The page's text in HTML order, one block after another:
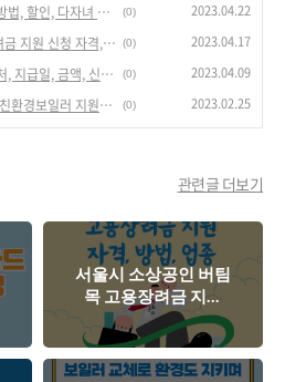
경기아이플러스카드 신청 대상, 방법, 할인, 다자녀 다둥이 카드 혜택 (0) 2023.04.22
서울시 소상공인 버팀목 고용장려금 지원 신청 자격, 방법, 대상업종 [인당 300만원] (0) 2023.04.17
2023년도 교육급여바우처 사용처, 지급일, 금액, 신청 누리집 (0) 2023.04.09
가정용 저녹스 보일러 지원 사업,친환경보일러 지원금 [일반가정 10만원, 저소득층 60만원] (0) 2023.02.25
관련글 더보기
서울시 소상공인 버팀
목 고용장려금 지원
신청 자격, 방법, 대상
업종 [인당 300만원]